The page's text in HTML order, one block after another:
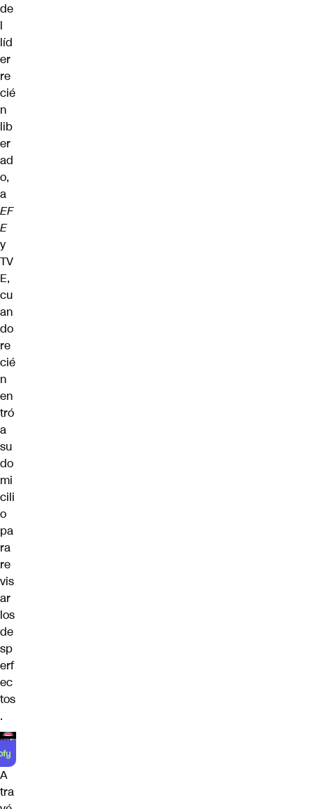
de
l
líd
er
re
cié
n
lib
er
ad
o,
a
EF
E
y
TV
E,
cu
an
do
re
cié
n
en
tró
a
su
do
mi
cili
o
pa
ra
re
vis
ar
los
de
sp
erf
ec
tos
.
A
tra